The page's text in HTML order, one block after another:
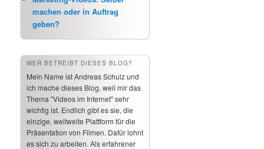
machen oder in Auftrag
geben?
WER BETREIBT DIESES BLOG?
Mein Name ist Andreas Schulz und
ich mache dieses Blog, weil mir das
Thema "Videos im Internet" sehr
wichtig ist. Endlich gibt es sie, die
einzige, weltweite Plattform für die
Präsentation von Filmen. Dafür lohnt
es sich zu arbeiten. Als erfahrener